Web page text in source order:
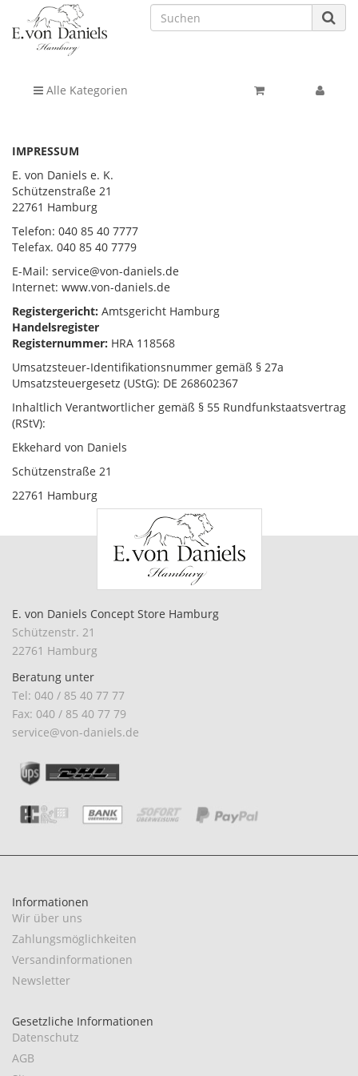
Alle Kategorien
IMPRESSUM
E. von Daniels e. K.
Schützenstraße 21
22761 Hamburg
Telefon: 040 85 40 7777
Telefax. 040 85 40 7779
E-Mail: service@von-daniels.de
Internet: www.von-daniels.de
Registergericht: Amtsgericht Hamburg
Handelsregister
Registernummer: HRA 118568
Umsatzsteuer-Identifikationsnummer gemäß § 27a
Umsatzsteuergesetz (UStG): DE 268602367
Inhaltlich Verantwortlicher gemäß § 55 Rundfunkstaatsvertrag
(RStV):
Ekkehard von Daniels
Schützenstraße 21
22761 Hamburg
E. von Daniels Concept Store Hamburg
Schützenstr. 21
22761 Hamburg
Beratung unter
Tel: 040 / 85 40 77 77
Fax: 040 / 85 40 77 79
service@von-daniels.de
Informationen
Wir über uns
Zahlungsmöglichkeiten
Versandinformationen
Newsletter
Gesetzliche Informationen
Datenschutz
AGB